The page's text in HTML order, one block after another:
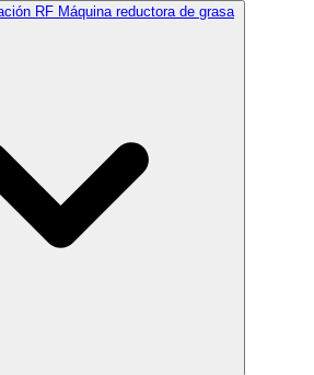
RF Máquina reductora de grasa